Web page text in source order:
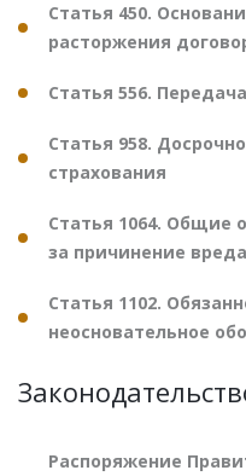
Статья 450.
расторжения
Статья 556.
Статья 958.
страхования
Статья 1064. Общие
за причинение вреда
Статья 1102.
неосновательное
Распоряжение